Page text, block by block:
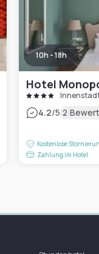
10h - 18h
Hotel
4.2/5|2
Kostenlose
Zahlung im Hotel